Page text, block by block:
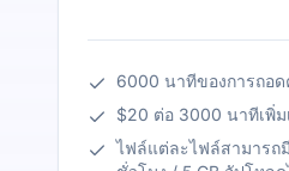
6000 นาทีของการถอด
$20 ต่อ 3000 นาทีเพิ่ม
ไฟล์แต่ละไฟล์สามารถ